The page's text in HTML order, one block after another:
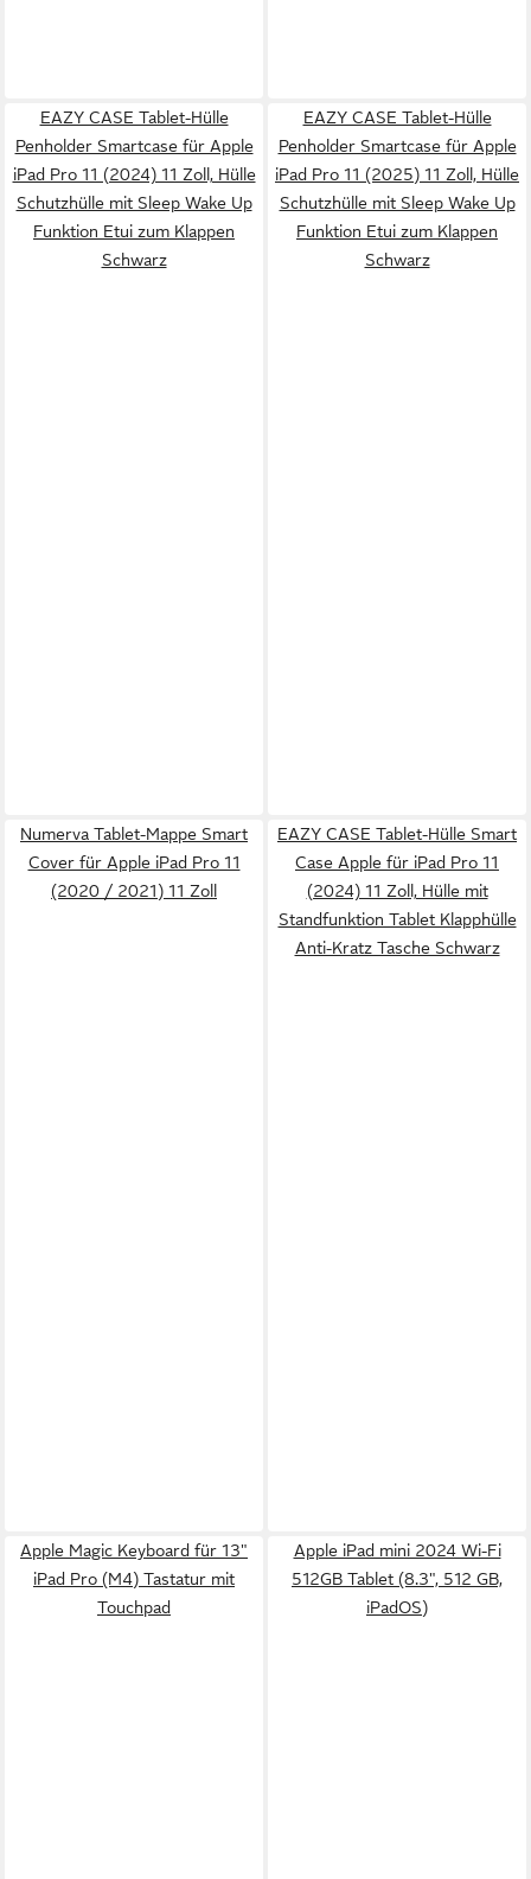
EAZY CASE Tablet-Hülle
Penholder Smartcase für Apple
iPad Pro 11 (2024) 11 Zoll, Hülle
Schutzhülle mit Sleep Wake Up
Funktion Etui zum Klappen
Schwarz
EAZY CASE Tablet-Hülle
Penholder Smartcase für Apple
iPad Pro 11 (2025) 11 Zoll, Hülle
Schutzhülle mit Sleep Wake Up
Funktion Etui zum Klappen
Schwarz
Numerva Tablet-Mappe Smart
Cover für Apple iPad Pro 11
(2020 / 2021) 11 Zoll
EAZY CASE Tablet-Hülle Smart
Case Apple für iPad Pro 11
(2024) 11 Zoll, Hülle mit
Standfunktion Tablet Klapphülle
Anti-Kratz Tasche Schwarz
Apple Magic Keyboard für 13"
iPad Pro (M4) Tastatur mit
Touchpad
Apple iPad mini 2024 Wi-Fi
512GB Tablet (8.3", 512 GB,
iPadOS)